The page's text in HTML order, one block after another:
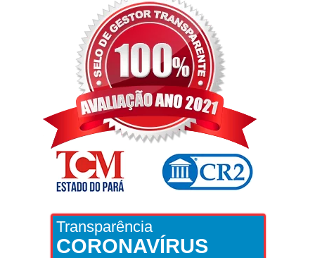
Transparência
CORONAVÍRUS